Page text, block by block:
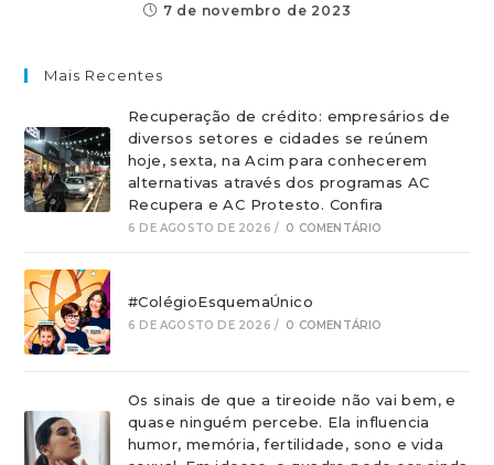
7 de novembro de 2023
Mais Recentes
Recuperação de crédito: empresários de
diversos setores e cidades se reúnem
hoje, sexta, na Acim para conhecerem
alternativas através dos programas AC
Recupera e AC Protesto. Confira
6 DE AGOSTO DE 2026 / 0 COMENTÁRIO
#ColégioEsquemaÚnico
6 DE AGOSTO DE 2026 / 0 COMENTÁRIO
Os sinais de que a tireoide não vai bem, e
quase ninguém percebe. Ela influencia
humor, memória, fertilidade, sono e vida